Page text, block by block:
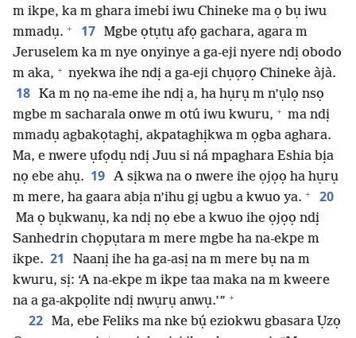
m ikpe, ka m ghara imebi iwu Chineke ma ọ bụ iwu
mmadụ. + 17 Mgbe ọtụtụ afọ gachara, agara m
Jeruselem ka m nye onyinye a ga-eji nyere ndị obodo
m aka, + nyekwa ihe ndị a ga-eji chụọrọ Chineke àjà.
18 Ka m nọ na-eme ihe ndị a, ha hụrụ m n’ụlọ nsọ
mgbe m sacharala onwe m otú iwu kwuru, + ma ndị
mmadụ agbakọtaghị, akpataghịkwa m ọgba aghara.
Ma, e nwere ụfọdụ ndị Juu si ná mpaghara Eshia bịa
nọ ebe ahụ. 19 A sịkwa na o nwere ihe ọjọọ ha hụrụ
m mere, ha gaara abịa n’ihu gị ugbu a kwuo ya. + 20
Ma ọ bụkwanụ, ka ndị nọ ebe a kwuo ihe ọjọọ ndị
Sanhedrin chọpụtara m mere mgbe ha na-ekpe m
ikpe. 21
Naanị ihe ha ga-asị na m mere bụ na m
kwuru, sị: ‘A na-ekpe m ikpe taa maka na m kweere
na a ga-akpọlite ndị nwụrụ anwụ.’” +
22 Ma, ebe Feliks ma nke bụ́ eziokwu gbasara Ụzọ